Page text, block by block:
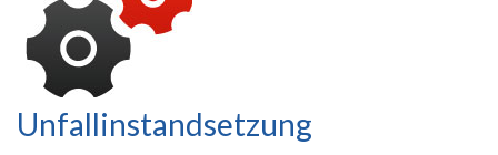
Unfallinstandsetzung